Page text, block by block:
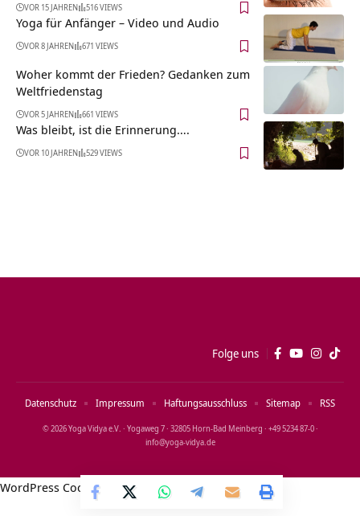
VOR 15 JAHREN 516 VIEWS
Yoga für Anfänger – Video und Audio
VOR 8 JAHREN 671 VIEWS
Woher kommt der Frieden? Gedanken zum
Weltfriedenstag
VOR 5 JAHREN 661 VIEWS
Was bleibt, ist die Erinnerung….
VOR 10 JAHREN 529 VIEWS
Folge uns
© 2026 Yoga Vidya e.V. · Yogaweg 7 · 32805 Horn‑Bad Meinberg · +49 5234 87‑0 ·
info@yoga‑vidya.de
Datenschutz Impressum Haftungsausschluss Sitemap RSS
WordPress Cookie Notice by Real Cookie Banner